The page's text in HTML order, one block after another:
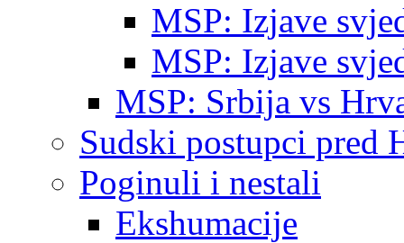
MSP: Izjave
MSP: Izjave
MSP: Srbija vs
Sudski postupci pred
Poginuli i nestali
Ekshumacije